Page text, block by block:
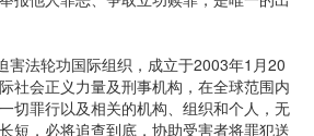
害法轮功国际组织，成立于2003年1月20
社会正义力量及刑事机构，在全球范围内
切罪行以及相关的机构、组织和个人，无
短，必将追查到底，协助受害者将罪犯送